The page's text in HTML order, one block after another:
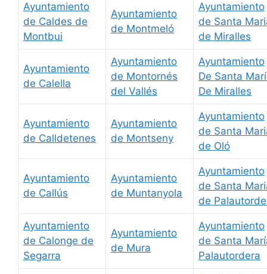
Ayuntamiento
de Caldes de
Montbui
Ayuntamiento
de Montmeló
Ayuntamiento
de Santa
de Miralles
Ayuntamiento
de Calella
Ayuntamiento
de Montornés
del Vallés
Ayuntamiento
De Santa
De Miralles
Ayuntamiento
de Calldetenes
Ayuntamiento
de Montseny
Ayuntamiento
de Santa
de Oló
Ayuntamiento
de Callús
Ayuntamiento
de Muntanyola
Ayuntamiento
de Santa
de
Ayuntamiento
de Calonge de
Segarra
Ayuntamiento
de Mura
Ayuntamiento
de Santa
Palautordera